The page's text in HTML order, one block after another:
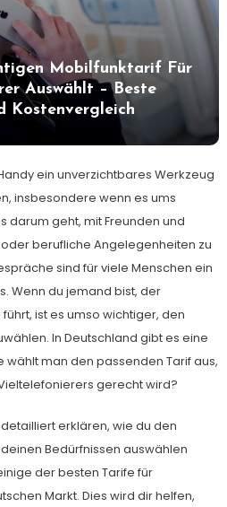
Mobilfunktarif Für
Auswählt – Beste
Kostenvergleich
ein unverzichtbares Werkzeug
insbesondere wenn es ums
darum geht, mit Freunden und
berufliche Angelegenheiten zu
sind für viele Menschen ein
Wenn du jemand bist, der
ist es umso wichtiger, den
In Deutschland gibt es eine
wählt man den passenden Tarif aus,
gerecht wird?
erklären, wie du den
Bedürfnissen auswählen
der besten Tarife für
Markt. Dies wird dir helfen,